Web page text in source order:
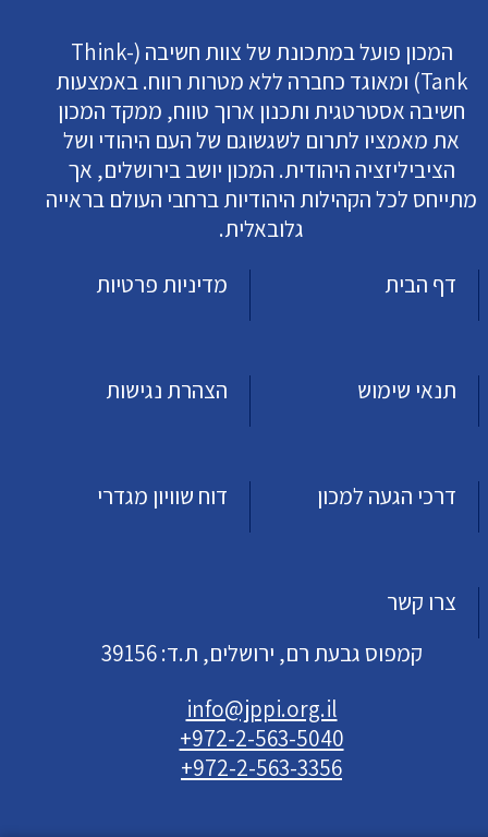
המכון פועל במתכונת של צוות חשיבה (Think-
Tank) ומאוגד כחברה ללא מטרות רווח. באמצעות
חשיבה אסטרטגית ותכנון ארוך טווח, ממקד המכון
את מאמציו לתרום לשגשוגם של העם היהודי ושל
הציביליזציה היהודית. המכון יושב בירושלים, אך
מתייחס לכל הקהילות היהודיות ברחבי העולם בראייה
גלובאלית.
דף הבית
מדיניות פרטיות
תנאי שימוש הצהרת נגישות
דרכי הגעה למכון דוח שוויון מגדרי
צרו קשר
קמפוס גבעת רם, ירושלים, ת.ד: 39156
info@jppi.org.il
+972-2-563-5040
+972-2-563-3356